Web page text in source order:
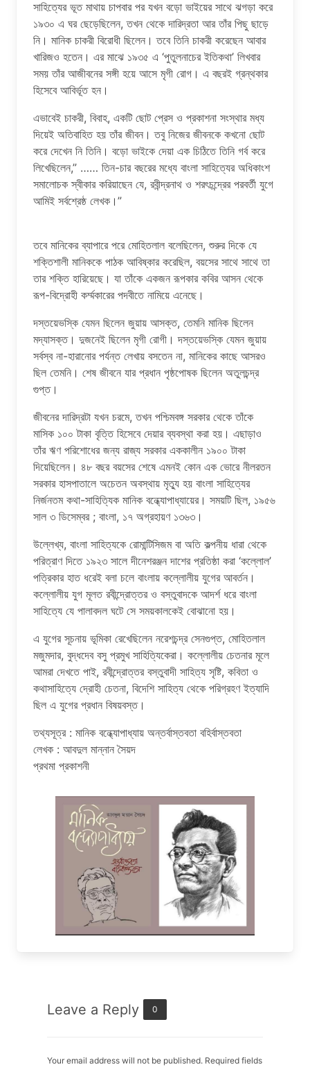
সাহিত্যের ভূত মাথায় চাপবার পর যখন বড়ো ভাইয়ের সাথে ঝগড়া করে
১৯৩০ এ ঘর ছেড়েছিলেন, তখন থেকে দারিদ্রতা আর তাঁর পিছু ছাড়ে
নি। মানিক চাকরী বিরোধী ছিলেন। তবে তিনি চাকরী করেছেন আবার
খারিজও হতেন। এর মাঝে ১৯৩৫ এ ‘পুতুলনাচের ইতিকথা’ লিখবার
সময় তাঁর আজীবনের সঙ্গী হয়ে আসে মৃগী রোগ। এ বছরই গ্রন্থকার
হিসেবে আবির্ভূত হন।
এভাবেই চাকরী, বিবাহ, একটি ছোট প্রেস ও প্রকাশনা সংস্থার মধ্য
দিয়েই অতিবাহিত হয় তাঁর জীবন। তবু নিজের জীবনকে কখনো ছোট
করে দেখেন নি তিনি। বড়ো ভাইকে দেয়া এক চিঠিতে তিনি গর্ব করে
লিখেছিলেন,” …… তিন-চার বছরের মধ্যে বাংলা সাহিত্যের অধিকাংশ
সমালোচক স্বীকার করিয়াছেন যে, রবীন্দ্রনাথ ও শরৎচন্দ্রের পরবর্তী যুগে
আমিই সর্বশ্রেষ্ঠ লেখক।”
তবে মানিকের ব্যাপারে পরে মোহিতলাল বলেছিলেন, শুরুর দিকে যে
শক্তিশালী মানিককে পাঠক আবিষ্কার করেছিল, বয়সের সাথে সাথে তা
তার শক্তি হারিয়েছে। যা তাঁকে একজন রূপকার কবির আসন থেকে
রূপ-বিদ্রোহী কর্ম্মকারের পদবীতে নামিয়ে এনেছে।
দস্তয়েভস্কি যেমন ছিলেন জুয়ায় আসক্ত, তেমনি মানিক ছিলেন
মদ্যাসক্ত। দুজনেই ছিলেন মৃগী রোগী। দস্তয়েভস্কি যেমন জুয়ায়
সর্বস্ব না-হারানোর পর্যন্ত লেখায় বসতেন না, মানিকের কাছে আসরও
ছিল তেমনি। শেষ জীবনে যার প্রধান পৃষ্ঠপোষক ছিলেন অতুলচন্দ্র
গুপ্ত।
জীবনের দারিদ্রটা যখন চরমে, তখন পশ্চিমবঙ্গ সরকার থেকে তাঁকে
মাসিক ১০০ টাকা বৃত্তি হিসেবে দেয়ার ব্যবস্থা করা হয়। এছাড়াও
তাঁর ঋণ পরিশোধের জন্য রাজ্য সরকার এককালীন ১৯০০ টাকা
দিয়েছিলেন। ৪৮ বছর বয়সের শেষে এমনই কোন এক ভোরে নীলরতন
সরকার হাসপাতালে অচেতন অবস্থায় মৃত্যু হয় বাংলা সাহিত্যের
নির্জনতম কথা-সাহিত্যিক মানিক বন্ধ্যোপাধ্যায়ের। সময়টি ছিল, ১৯৫৬
সাল ৩ ডিসেম্বর ; বাংলা, ১৭ অগ্রহায়ণ ১৩৬৩।
উল্লেখ্য, বাংলা সাহিত্যকে রোমান্টিসিজম বা অতি কল্পনীয় ধারা থেকে
পরিত্রাণ দিতে ১৯২৩ সালে দীনেশরঞ্জন দাশের প্রতিষ্ঠা করা ‘কল্লোল’
পত্রিকার হাত ধরেই বলা চলে বাংলায় কল্লোলীয় যুগের আবর্তন।
কল্লোলীয় যুগ মূলত রবীন্দ্রোত্তর ও বস্তুবাদকে আদর্শ ধরে বাংলা
সাহিত্যে যে পালাবদল ঘটে সে সময়কালকেই বোঝানো হয়।
এ যুগের সূচনায় ভূমিকা রেখেছিলেন নরেশচন্দ্র সেনগুপ্ত, মোহিতলাল
মজুমদার, বুদ্ধদেব বসু প্রমুখ সাহিত্যিকেরা। কল্লোলীয় চেতনার মূলে
আমরা দেখতে পাই, রবীন্দ্রোত্তর বস্তুবাদী সাহিত্য সৃষ্টি, কবিতা ও
কথাসাহিত্যে দ্রোহী চেতনা, বিদেশি সাহিত্য থেকে পরিগ্রহণ ইত্যাদি
ছিল এ যুগের প্রধান বিষয়বস্ত।
তথ্যসূত্র : মানিক বন্ধ্যোপাধ্যায় অন্তর্বাস্তবতা বহির্বাস্তবতা
লেখক : আবদুল মান্নান সৈয়দ
প্রথমা প্রকাশনী
Leave a Reply 0
Your email address will not be published. Required fields